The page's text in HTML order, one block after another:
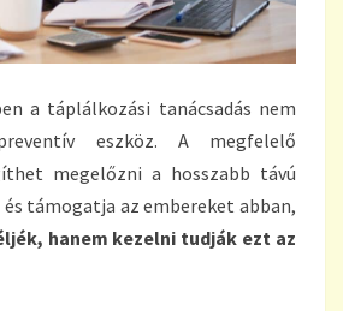
a táplálkozási tanácsadás nem
eszköz. A megfelelő
megelőzni a hosszabb távú
támogatja az embereket abban,
hanem kezelni tudják ezt az